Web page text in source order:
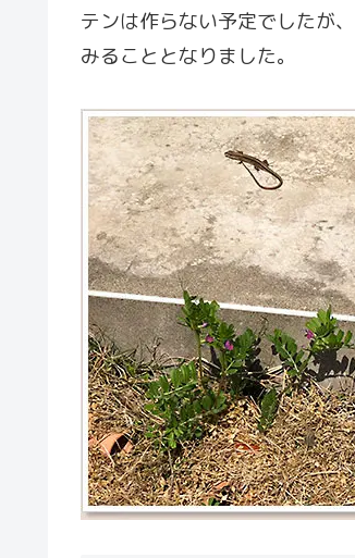
テンは作らない予定でしたが
みることとなりました。